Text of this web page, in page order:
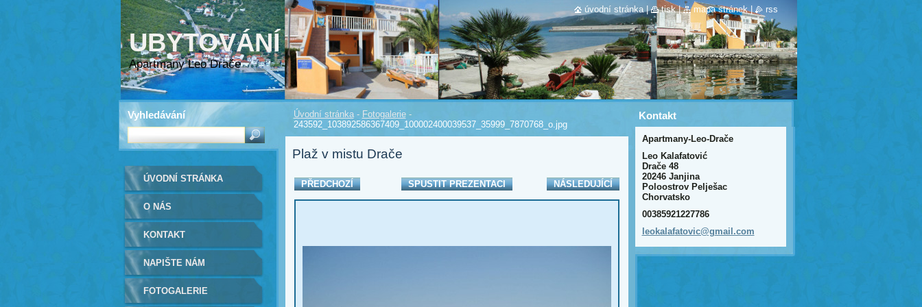
UBYTOVÁNÍ
Apartmany Leo Drače
Úvodní stránka - Fotogalerie -
243592_103892586367409_100002400039537_35999_7870768_o.jpg
Plaž v mistu Drače
PŘEDCHOZÍ SPUSTIT PREZENTACI NÁSLEDUJÍCÍ
ÚVODNÍ STRÁNKA
O NÁS
KONTAKT
NAPIŠTE NÁM
FOTOGALERIE
Kontakt
Apartmany-Leo-Drače
Leo Kalafatović
Drače 48
20246 Janjina
Poloostrov Pelješac
Chorvatsko
00385921227786
leokalafatovic@gmail.com
Vyhledávání
úvodní stránka | tisk | mapa stránek | rss